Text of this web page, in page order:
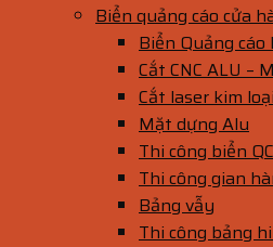
Biển quảng cáo cửa
Biển Quảng cáo
Cắt CNC ALU –
Cắt laser kim
Mặt dựng Alu
Thi công biển
Thi công gian
Bảng vẫy
Thi công bảng